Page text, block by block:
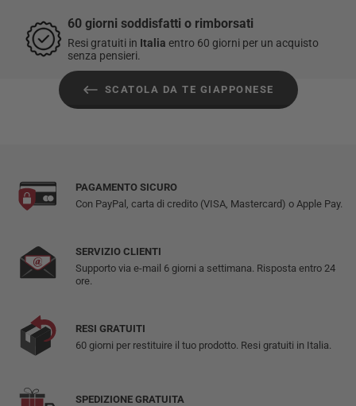
60 giorni soddisfatti o rimborsati
Resi gratuiti in Italia entro 60 giorni per un acquisto
senza pensieri.
SCATOLA DA TE GIAPPONESE
PAGAMENTO SICURO
Con PayPal, carta di credito (VISA, Mastercard) o Apple Pay.
SERVIZIO CLIENTI
Supporto via e-mail 6 giorni a settimana. Risposta entro 24
ore.
RESI GRATUITI
60 giorni per restituire il tuo prodotto. Resi gratuiti in Italia.
SPEDIZIONE GRATUITA